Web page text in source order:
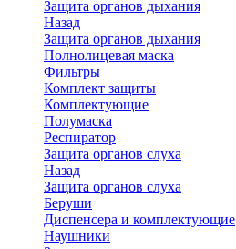
Защита органов дыхания
Назад
Защита органов дыхания
Полнолицевая маска
Фильтры
Комплект защиты
Комплектующие
Полумаска
Респиратор
Защита органов слуха
Назад
Защита органов слуха
Беруши
Диспенсера и комплектующие
Наушники